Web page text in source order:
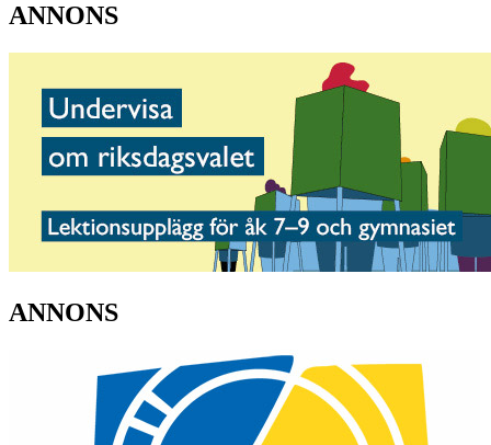
ANNONS
ANNONS